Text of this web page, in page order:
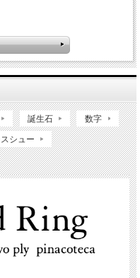
誕生石 数字
シュー